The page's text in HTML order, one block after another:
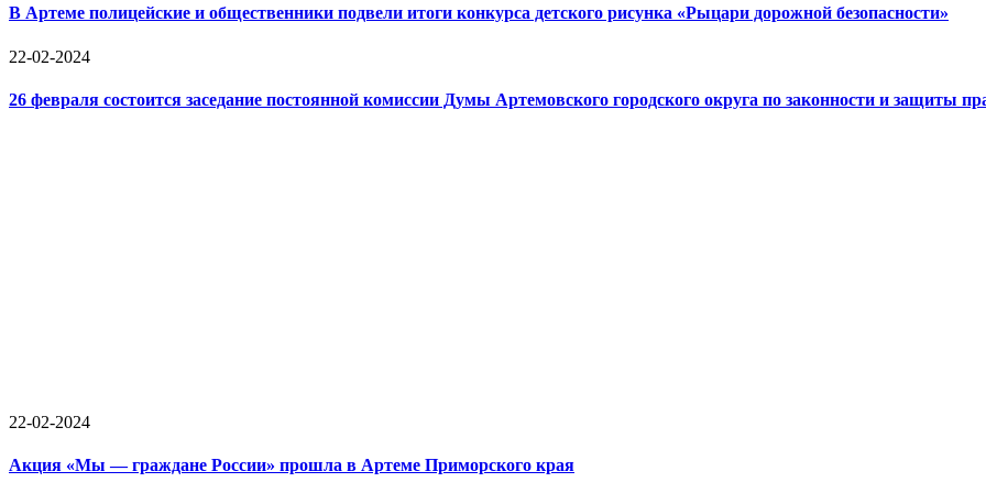
В Артеме полицейские и общественники подвели итоги конкурса детского рисунка «Рыцари дорожной безопасности»
22-02-2024
26 февраля состоится заседание постоянной комиссии Думы Артемовского городского округа по законности и защиты
22-02-2024
Акция «Мы — граждане России» прошла в Артеме Приморского края